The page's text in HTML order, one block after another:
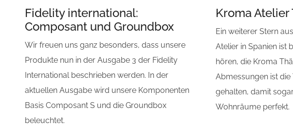
Fidelity international:
Composant und Groundbox
Wir freuen uns ganz besonders, dass unsere
Produkte nun in der Ausgabe 3 der Fidelity
International beschrieben werden. In der
aktuellen Ausgabe wird unsere Komponenten
Basis Composant S und die Groundbox
beleuchtet.
Kroma
Ein weiterer Stern
Atelier in Spanien ist
hören, die Kroma
Abmessungen ist die
gehalten, damit
Wohnräume perfekt.